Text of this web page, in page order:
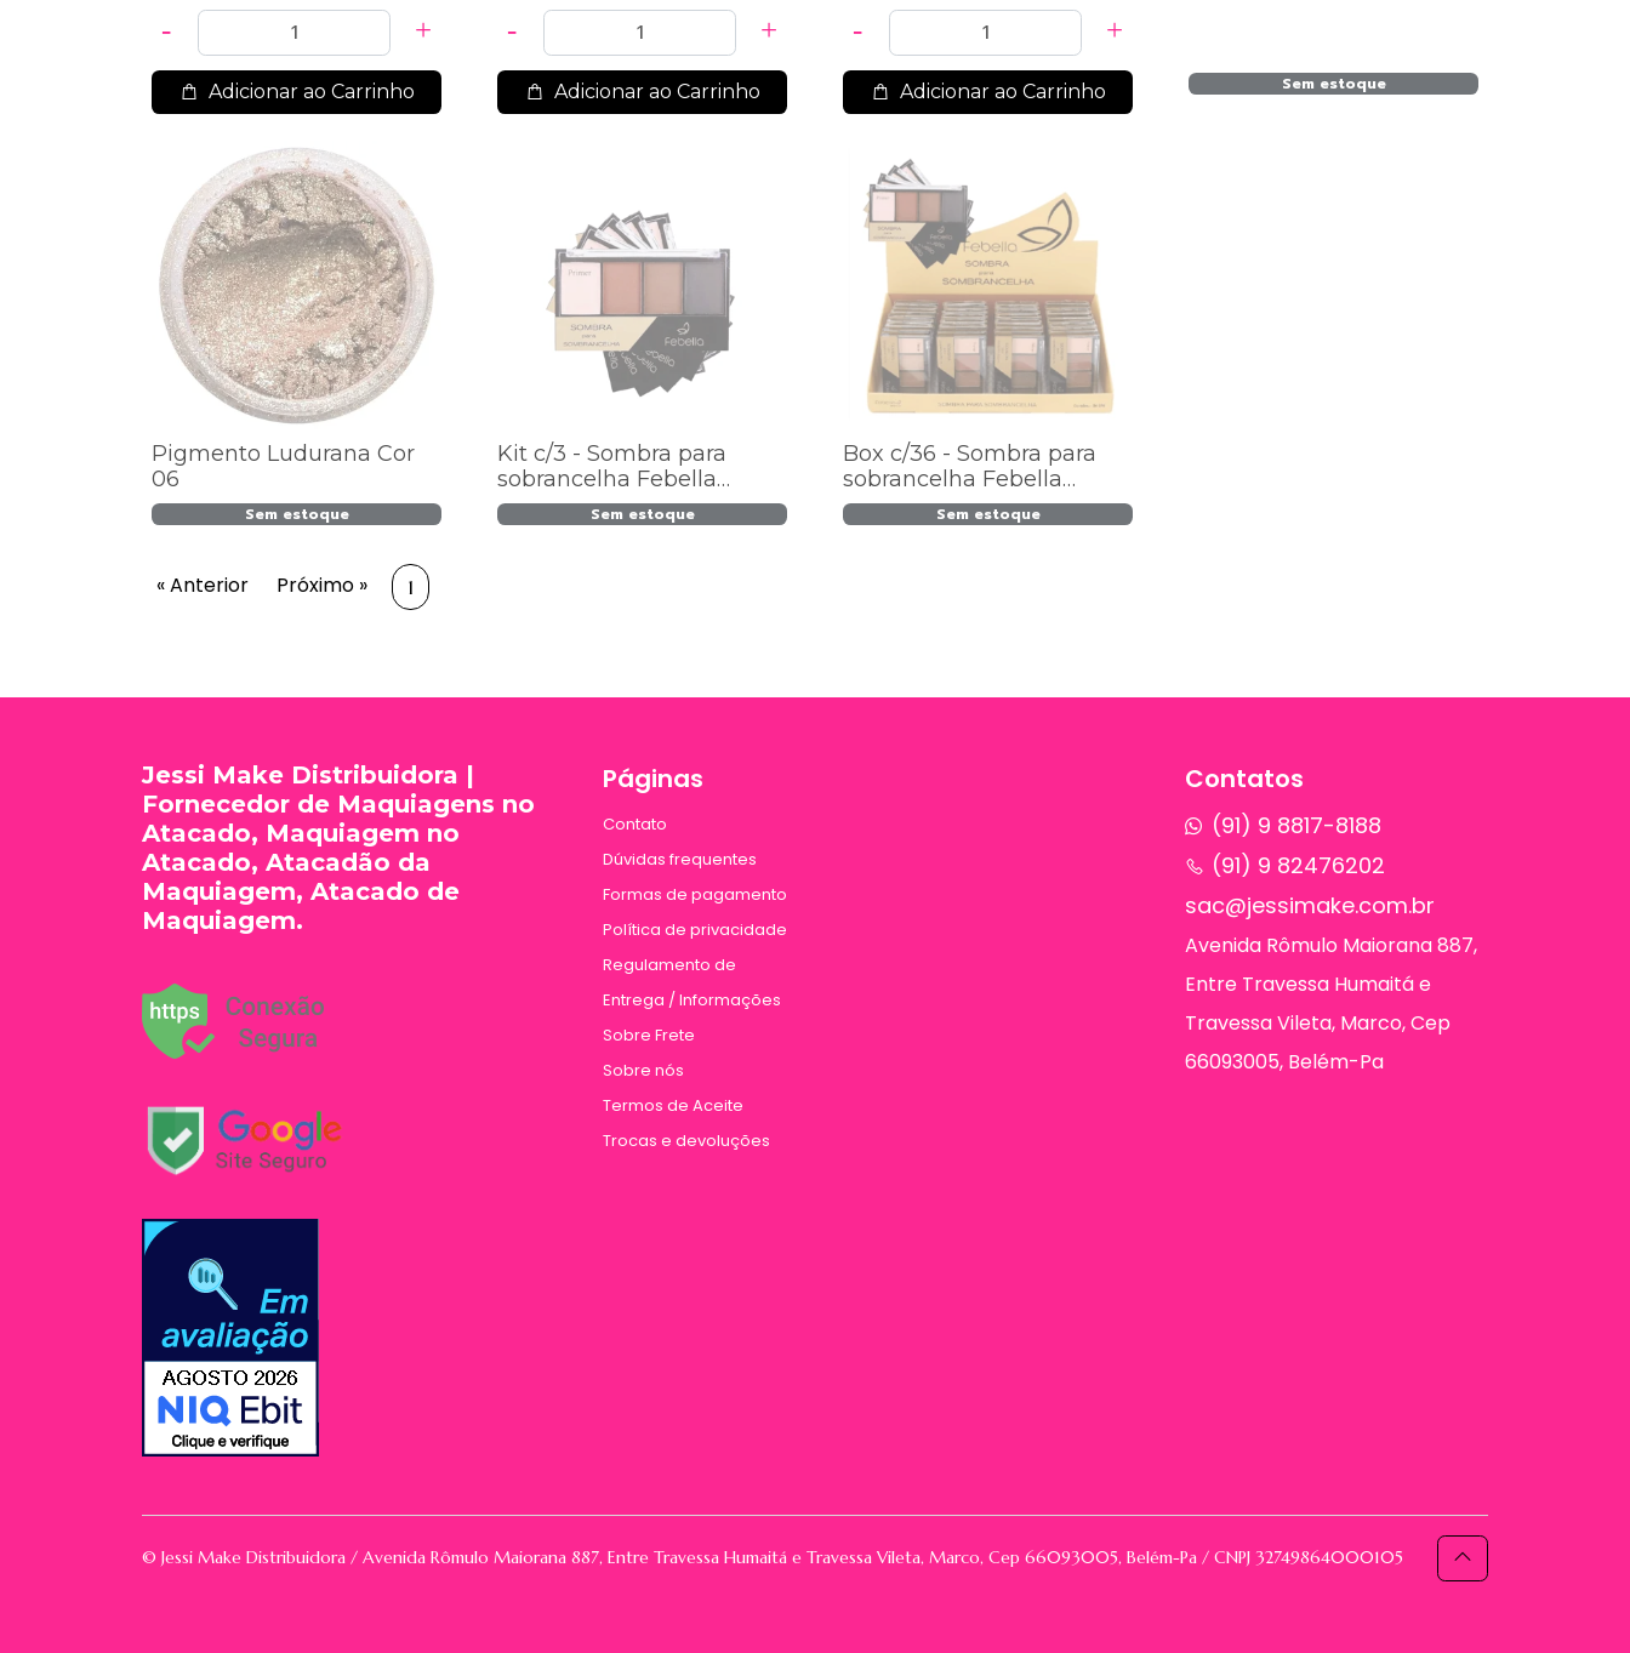
Adicionar ao Carrinho Adicionar ao Carrinho Adicionar ao Carrinho Sem estoque
Pigmento Ludurana Cor
06
Sem estoque
Kit c/3 - Sombra para
sobrancelha Febella
SS2021 / 9,12Sem estoque
Box c/36 - Sombra para
sobrancelha Febella
SS2021 / 7,98Sem estoque
« Anterior Próximo » 1
Contatos
(91) 9 8817-8188
(91) 9 82476202
sac@jessimake.com.br
Avenida Rômulo Maiorana 887,
Entre Travessa Humaitá e
Travessa Vileta, Marco, Cep
66093005, Belém-Pa
Páginas
Contato
Dúvidas frequentes
Formas de pagamento
Política de privacidade
Regulamento de
Entrega / Informações
Sobre Frete
Sobre nós
Termos de Aceite
Trocas e devoluções
Jessi Make Distribuidora |
Fornecedor de Maquiagens no
Atacado, Maquiagem no
Atacado, Atacadão da
Maquiagem, Atacado de
Maquiagem.
© Jessi Make Distribuidora / Avenida Rômulo Maiorana 887, Entre Travessa Humaitá e Travessa Vileta, Marco, Cep 66093005, Belém-Pa / CNPJ 32749864000105